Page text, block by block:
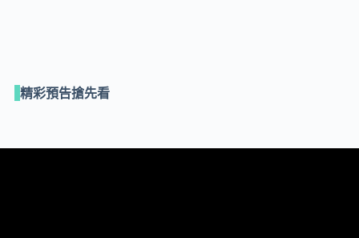
精彩預告搶先看